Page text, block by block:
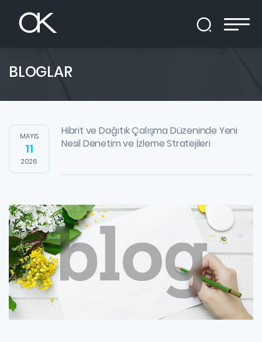
BLOGLAR
MAYIS
11
2026
Hibrit ve Dağıtık Çalışma Düzeninde Yeni
Nesil Denetim ve İzleme Stratejileri